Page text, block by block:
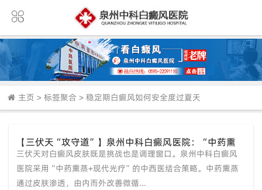
主页 > 标签聚合 > 稳定期白癜风如何安全度过夏天
【三伏天“攻守道”】泉州中科白癜风医院：“中药熏
蒸”内调微环境，“靶向光疗”外促复色，双管齐下稳度
夏
三伏天对白癜风皮肤既是挑战也是调理窗口。泉州中科白癜风
医院采用“中药熏蒸+现代光疗”的中西医结合策略。中药熏蒸
通过皮肤渗透，由内而外改善微循...